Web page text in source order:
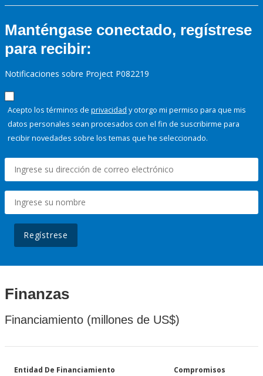
Manténgase conectado, regístrese
para recibir:
Notificaciones sobre Project P082219
Acepto los términos de privacidad y otorgo mi permiso para que mis
datos personales sean procesados con el fin de suscribirme para
recibir novedades sobre los temas que he seleccionado.
Regístrese
Finanzas
Financiamiento (millones de US$)
Entidad De Financiamiento Compromisos